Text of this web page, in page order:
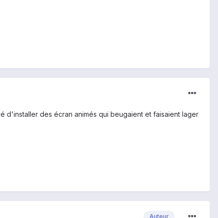
d'installer des écran animés qui beugaient et faisaient lager
Auteur